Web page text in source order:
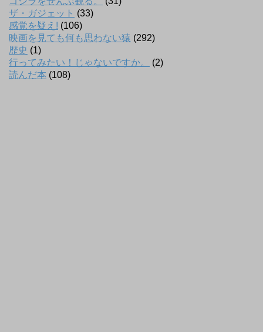
ザ・ガジェット (33)
感覚を疑え! (106)
映画を見ても何も思わない猿 (292)
歴史 (1)
行ってみたい！じゃないですか。
(2)
読んだ本 (108)